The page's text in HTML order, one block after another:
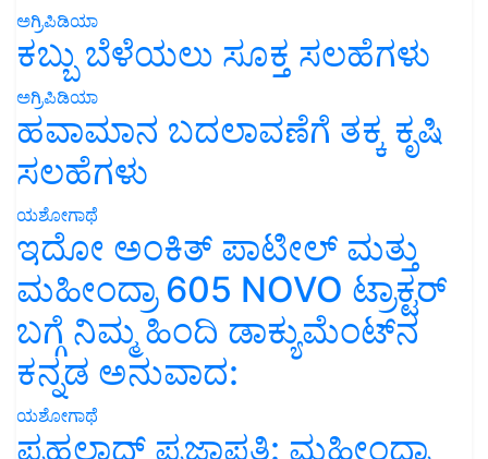
ಅಗ್ರಿಪಿಡಿಯಾ
ಕಬ್ಬು ಬೆಳೆಯಲು ಸೂಕ್ತ ಸಲಹೆಗಳು
ಅಗ್ರಿಪಿಡಿಯಾ
ಹವಾಮಾನ ಬದಲಾವಣೆಗೆ ತಕ್ಕ ಕೃಷಿ
ಸಲಹೆಗಳು
ಯಶೋಗಾಥೆ
ಇದೋ ಅಂಕಿತ್ ಪಾಟೀಲ್ ಮತ್ತು
ಮಹೀಂದ್ರಾ 605 NOVO ಟ್ರಾಕ್ಟರ್
ಬಗ್ಗೆ ನಿಮ್ಮ ಹಿಂದಿ ಡಾಕ್ಯುಮೆಂಟ್‌ನ
ಕನ್ನಡ ಅನುವಾದ:
ಯಶೋಗಾಥೆ
ಪ್ರಹಲಾದ್ ಪ್ರಜಾಪತಿ: ಮಹೀಂದ್ರಾ